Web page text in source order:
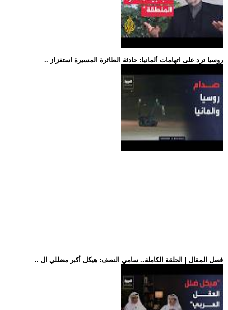
.. روسيا ترد على اتهامات ألمانيا: حادثة الطائرة المسيرة استفزاز
.. فصل المقال | الحلقة الكاملة.. سامي النصف: هيكل أكبر مضللي ال